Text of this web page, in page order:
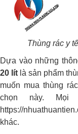
Thùng rác y
Dựa vào những
20 lít là sản phẩm
muốn mua thùng
chọn này.
https://
khác.